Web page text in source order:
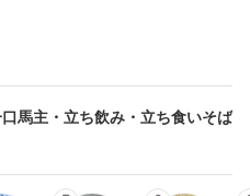
馬主・立ち飲み・立ち食いそば